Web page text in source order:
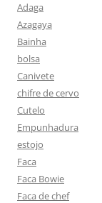
Adaga
Azagaya
Bainha
bolsa
Canivete
chifre de cervo
Cutelo
Empunhadura
estojo
Faca
Faca Bowie
Faca de chef